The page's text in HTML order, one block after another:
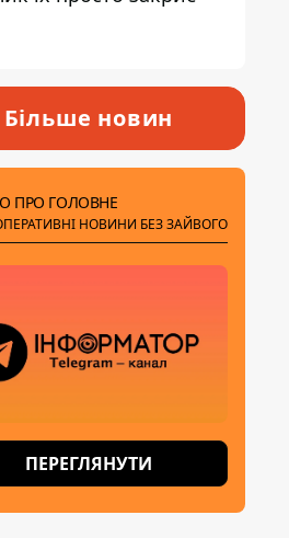
Більше новин
ПРО ГОЛОВНЕ
НОВИНИ БЕЗ ЗАЙВОГО
ПЕРЕГЛЯНУТИ